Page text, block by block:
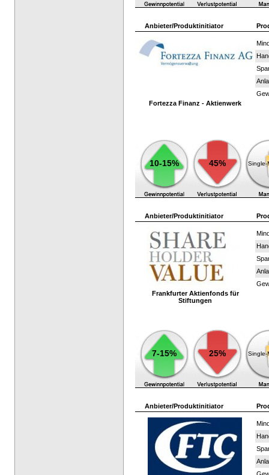
Anbieter/Produktinitiator
Fortezza Finanz - Aktienwerk
10-15% 45% Single-
Anbieter/Produktinitiator
Frankfurter Aktienfonds für
Stiftungen
7-15% 25% Single-
Anbieter/Produktinitiator